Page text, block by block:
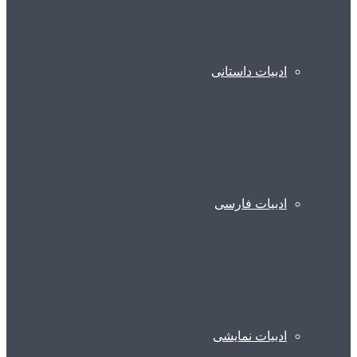
ادبیات داستانی
ادبیات فارسی
ادبیات نمایشی